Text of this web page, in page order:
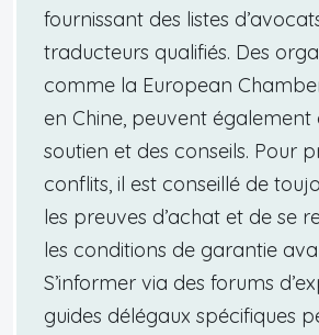
fournissant des listes
traducteurs qualifiés. Des
comme la European
en Chine, peuvent également
soutien et des conseils. Pour
conflits, il est conseillé de
les preuves d’achat et de se
les conditions de garantie
S’informer via des forums
guides délégaux spécifiques